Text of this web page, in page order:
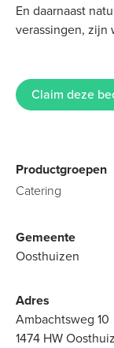
En daarnaast
verassingen, zijn
Claim deze
Productgroepen
Catering
Gemeente
Oosthuizen
Adres
Ambachtsweg 10
1474 HW